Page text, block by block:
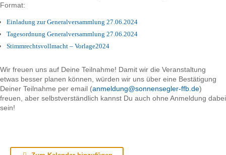
Format:
Einladung zur Generalversammlung 27.06.2024
Tagesordnung Generalversammlung 27.06.2024
Stimmrechtsvollmacht – Vorlage2024
Wir freuen uns auf Deine Teilnahme! Damit wir die Veranstaltung
etwas besser planen können, würden wir uns über eine Bestätigung
Deiner Teilnahme per email (anmeldung@sonnensegler-ffb.de)
freuen, aber selbstverständlich kannst Du auch ohne Anmeldung dabei
sein!